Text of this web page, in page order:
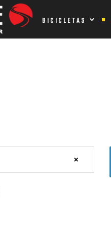
BICICLETAS
etiquetados com “ROSA”